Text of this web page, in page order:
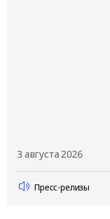
3 августа 2026
Пресс-релизы